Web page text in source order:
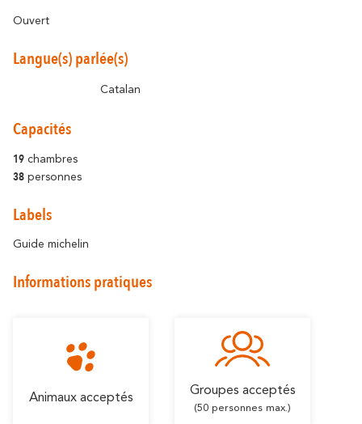
En amoureux
Ouvert
Langue(s) parlée(s)
Catalan
Capacités
19 chambres
38 personnes
Labels
Guide michelin
Informations pratiques
Animaux acceptés
Groupes acceptés
(50 personnes max.)